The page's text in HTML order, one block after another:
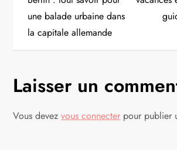
v
g
a
une balade urbaine dans
la capitale allemande
Laisser un
Vous devezvous connecter pour publier